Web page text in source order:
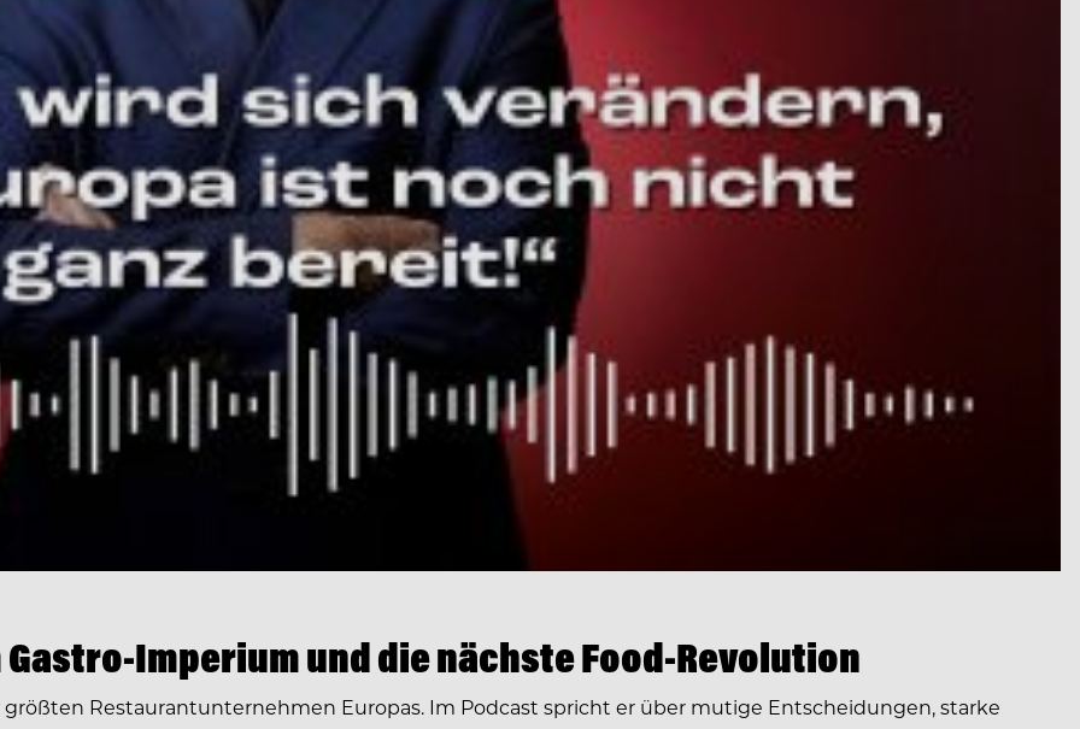
Gastro-Imperium und die nächste Food-Revolution
größten Restaurantunternehmen Europas. Im Podcast spricht er über mutige Entscheidungen, starke